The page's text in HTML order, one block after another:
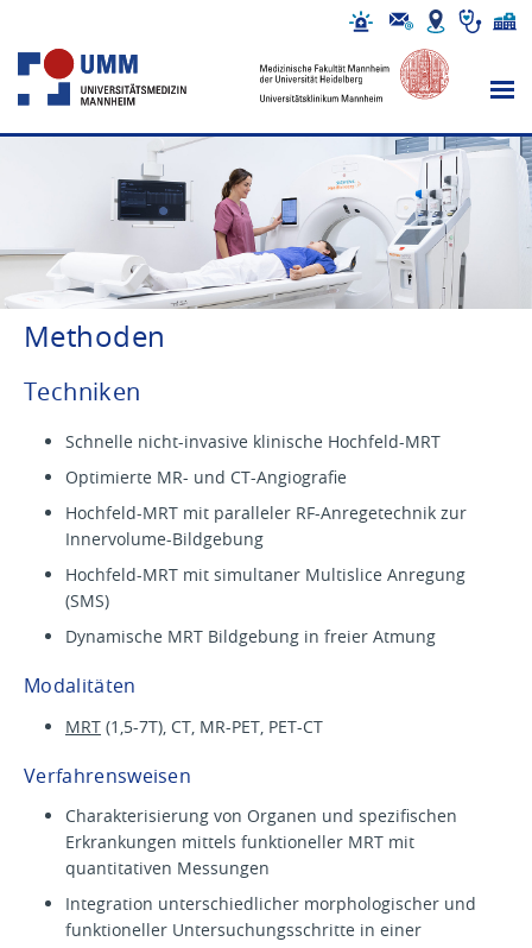
Methoden
Techniken
Schnelle nicht-invasive klinische Hochfeld-MRT
Optimierte MR- und CT-Angiografie
Hochfeld-MRT mit paralleler RF-Anregetechnik zur
Innervolume-Bildgebung
Hochfeld-MRT mit simultaner Multislice Anregung
(SMS)
Dynamische MRT Bildgebung in freier Atmung
Modalitäten
MRT (1,5-7T), CT, MR-PET, PET-CT
Verfahrensweisen
Charakterisierung von Organen und spezifischen
Erkrankungen mittels funktioneller MRT mit
quantitativen Messungen
Integration unterschiedlicher morphologischer und
funktioneller Untersuchungsschritte in einer